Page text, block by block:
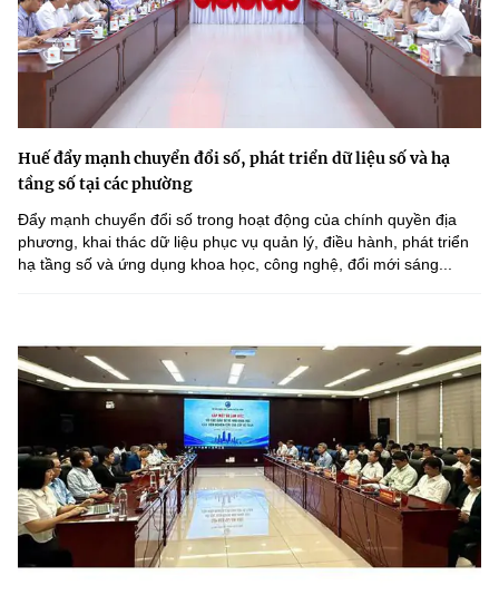
Huế đẩy mạnh chuyển đổi số, phát triển dữ liệu số và hạ
tầng số tại các phường
Đẩy mạnh chuyển đổi số trong hoạt động của chính quyền địa
phương, khai thác dữ liệu phục vụ quản lý, điều hành, phát triển
hạ tầng số và ứng dụng khoa học, công nghệ, đổi mới sáng...